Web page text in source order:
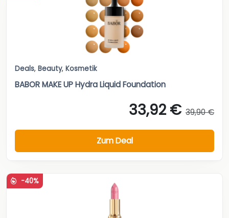
Deals, Beauty, Kosmetik
BABOR MAKE UP Hydra Liquid Foundation
33,92 € 39,90 €
Zum Deal
-40%